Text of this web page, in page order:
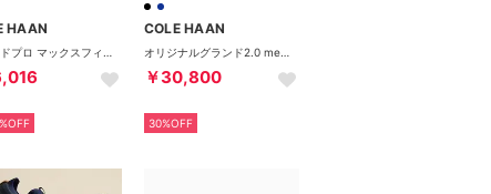
HAAN COLE HAAN
￥30,800
30%OFF